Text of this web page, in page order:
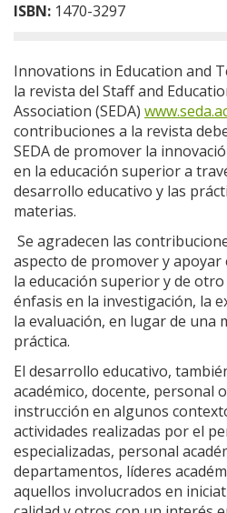
ISBN: 1470-3297
Innovations in Education and
la revista del Staff and
Association (SEDA)
contribuciones a la revista
SEDA de promover la
en la educación superior a
desarrollo educativo y las
materias.
Se agradecen las
aspecto de promover y apoyar
la educación superior y de
énfasis en la investigación, la
la evaluación, en lugar de una
práctica.
El desarrollo educativo,
académico, docente, personal
instrucción en algunos
actividades realizadas por el
especializadas, personal
departamentos, líderes
aquellos involucrados en